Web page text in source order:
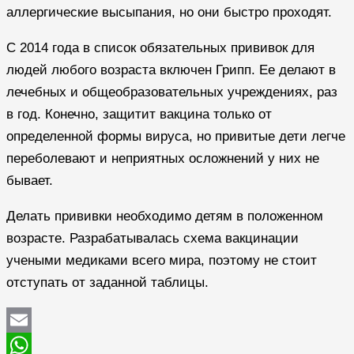
аллергические высыпания, но они быстро проходят.
С 2014 года в список обязательных прививок для
людей любого возраста включен Грипп. Ее делают в
лечебных и общеобразовательных учреждениях, раз
в год. Конечно, защитит вакцина только от
определенной формы вируса, но привитые дети легче
переболевают и неприятных осложнений у них не
бывает.
Делать прививки необходимо детям в положенном
возрасте. Разрабатывалась схема вакцинации
учеными медиками всего мира, поэтому не стоит
отступать от заданной таблицы.
Email